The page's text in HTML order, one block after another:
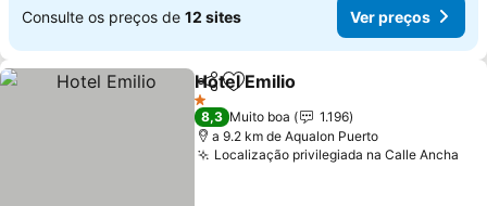
Consulte os preços de 12 sites Ver preços
PartilharAdicionar aos favoritos
Hotel Emilio
1 Estrelas
8,3 Muito boa
1.196
a 9.2 km de Aqualon Puerto
Localização privilegiada na Calle Ancha